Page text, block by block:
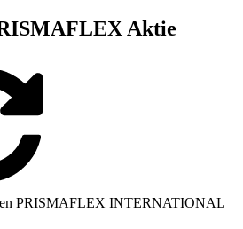
Aktie
PRISMAFLEX INTERNATIONAL